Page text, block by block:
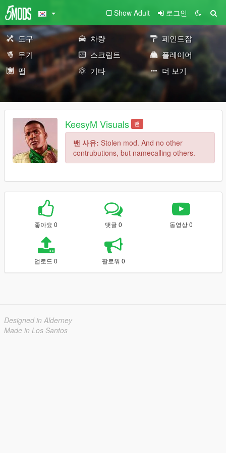
Show Adult 로그인
도구 차량
페인트잡
무기
스크립트
플레이어
맵
기타 더 보기
KeesyM Visuals 밴
밴 사유: Stolen mod. And no other
contrubutions, but namecalling others.
좋아요 0 댓글 0 동영상 0
업로드 0 팔로워 0
Designed in Alderney
Made in Los Santos